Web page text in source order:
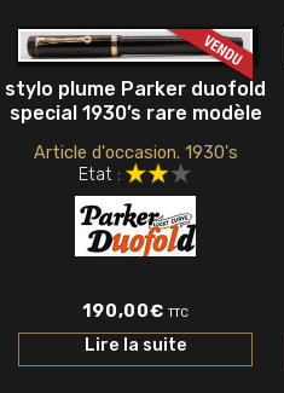
stylo plume Parker duofold
special 1930’s rare modèle
Article d'occasion. 1930's
Etat :
190,00€ TTC
Lire la suite